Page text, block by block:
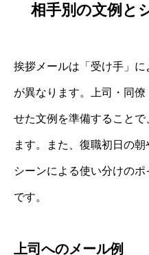
相手別の文例と
挨拶メールは「受け手」
が異なります。上司・同
せた文例を準備すること
ます。また、復職初日の
シーンによる使い分けの
です。
上司へのメール例